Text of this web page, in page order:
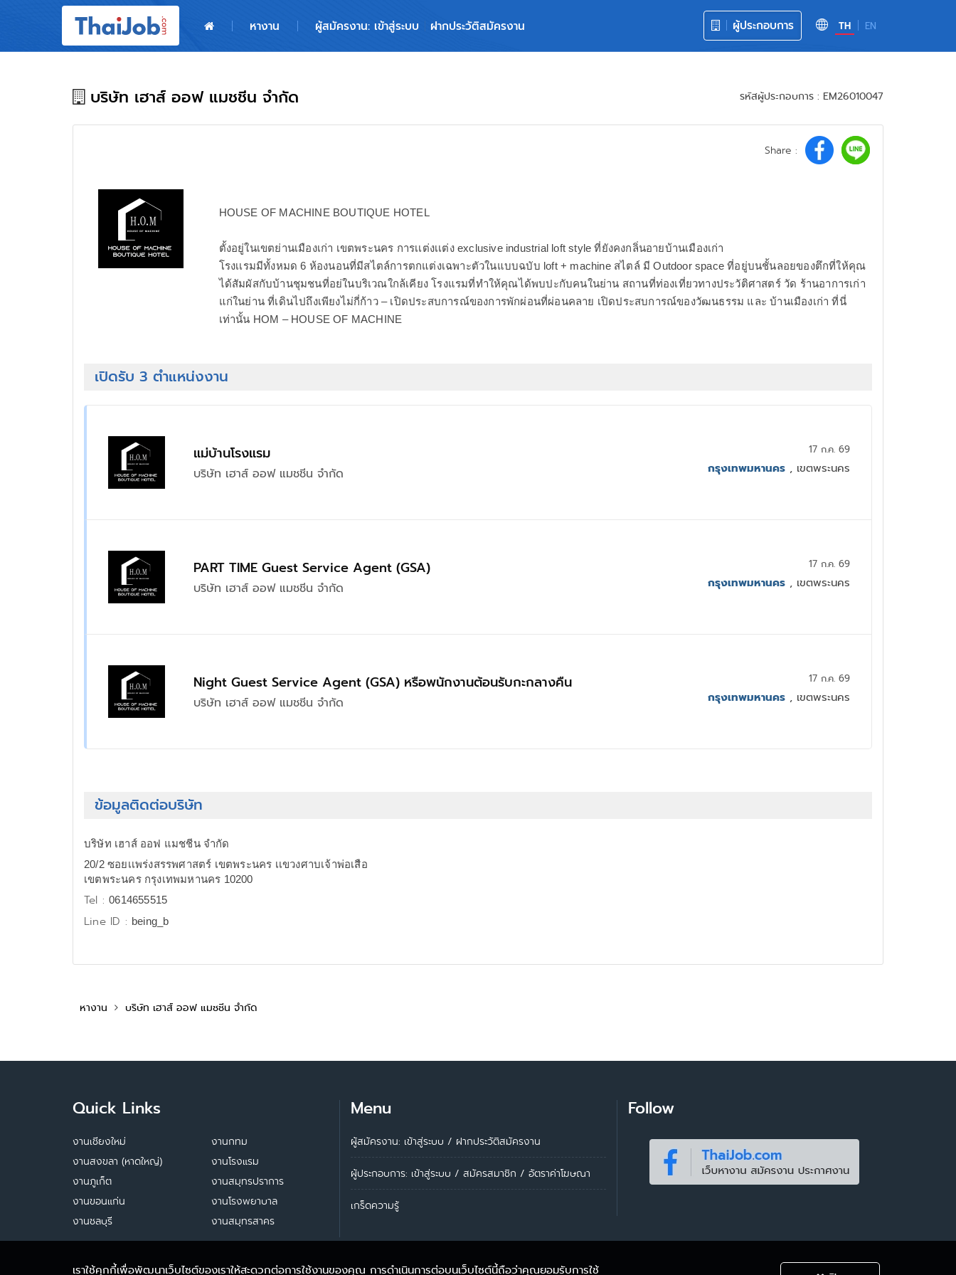
TH EN
ผู้ประกอบการ
หางาน ผู้สมัครงาน: เข้าสู่ระบบ ฝากประวัติสมัครงาน
ผู้สมัครงาน: เข้าสู่ระบบ
บริษัท เฮาส์ ออฟ แมชชีน จำกัด รหัสผู้ประกอบการ : EM26010047
Share :
HOUSE OF MACHINE BOUTIQUE HOTEL
ตั้งอยู่ในเขตย่านเมืองเก่า เขตพระนคร การเเต่งเเต่ง exclusive industrial loft style ที่ยังคงกลิ่นอายบ้านเมืองเก่า
โรงเเรมมีทั้งหมด 6 ห้องนอนที่มีสไตล์การตกแต่งเฉพาะตัวในแบบฉบับ loft + machine สไตล์ มี Outdoor space ที่อยู่บนชั้นลอยของตึกที่ให้คุณ
ได้สัมผัสกับบ้านชุมชนที่อย่ในบริเวณใกล้เคียง โรงแรมที่ทำให้คุณได้พบปะกับคนในย่าน สถานที่ท่องเที่ยวทางประวัติศาสตร์ วัด ร้านอาการเก่า
แก่ในย่าน ที่เดินไปถึงเพียงไม่กี่ก้าว – เปิดประสบการณ์ของการพักผ่อนที่ผ่อนคลาย เปิดประสบการณ์ของวัฒนธรรม และ บ้านเมืองเก่า ที่นี่
เท่านั้น HOM – HOUSE OF MACHINE
เปิดรับ 3 ตำแหน่งงาน
แม่บ้านโรงแรม
บริษัท เฮาส์ ออฟ แมชชีน จำกัด
17 ก.ค. 69
กรุงเทพมหานคร, เขตพระนคร
PART TIME Guest Service Agent (GSA)
บริษัท เฮาส์ ออฟ แมชชีน จำกัด
17 ก.ค. 69
กรุงเทพมหานคร, เขตพระนคร
Night Guest Service Agent (GSA) หรือพนักงานต้อนรับกะกลางคืน
บริษัท เฮาส์ ออฟ แมชชีน จำกัด
17 ก.ค. 69
กรุงเทพมหานคร, เขตพระนคร
ข้อมูลติดต่อบริษัท
บริษัท เฮาส์ ออฟ แมชชีน จำกัด
20/2 ซอยเเพร่งสรรพศาสตร์ เขตพระนคร เเขวงศาบเจ้าพ่อเสือ
เขตพระนคร กรุงเทพมหานคร 10200
Tel :0614655515
Line ID : being_b
หางาน บริษัท เฮาส์ ออฟ แมชชีน จำกัด
Quick Links
งานเชียงใหม่
งานสงขลา (หาดใหญ่)
งานภูเก็ต
งานขอนแก่น
งานชลบุรี
งานกทม
งานโรงแรม
งานสมุทรปราการ
งานโรงพยาบาล
งานสมุทรสาคร
Menu
ผู้สมัครงาน: เข้าสู่ระบบ / ฝากประวัติสมัครงาน
ผู้ประกอบการ: เข้าสู่ระบบ / สมัครสมาชิก / อัตราค่าโฆษณา
เกร็ดความรู้
Follow
เราใช้คุกกี้เพื่อพัฒนาเว็บไซต์ของเราให้สะดวกต่อการใช้งานของคุณ การดำเนินการต่อบนเว็บไซต์นี้ถือว่าคุณยอมรับการใช้